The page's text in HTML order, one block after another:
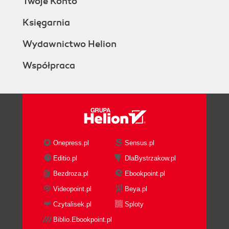
Księgarnia
Wydawnictwo Helion
Współpraca
Onepress.pl
Sensus.pl
Editio.pl
DlaBystrzakow.pl
Bezdroza.pl
Ebookpoint.pl
Videopoint.pl
Beya.pl
Czytalisek.pl
Sploty
Biblio.Ebookpoint.pl